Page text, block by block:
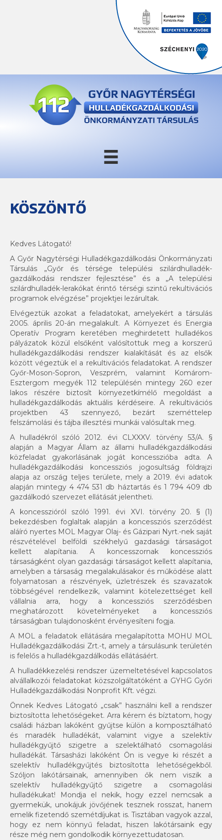
KÖSZÖNTŐ
Kedves Látogató!
A Győr Nagytérségi Hulladékgazdálkodási Önkormányzati
Társulás „Győr és térsége települési szilárdhulladék-
gazdálkodási rendszer fejlesztése” és a „A települési
szilárdhulladék-lerakókat érintő térségi szintű rekultivációs
programok elvégzése” projektjei lezárultak.
Elvégeztük azokat a feladatokat, amelyekért a társulás
2005. április 20-án megalakult. A Környezet és Energia
Operatív Program keretében meghirdetett hulladékos
pályázatok közül elsőként valósítottuk meg a korszerű
hulladékgazdálkodási rendszer kialakítását és az elsők
között végeztük el a rekultivációs feladatokat. A rendszer
Győr-Moson-Sopron, Veszprém, valamint Komárom-
Esztergom megyék 112 településén mintegy 260 ezer
lakos részére biztosít környezetkímélő megoldást a
hulladékgazdálkodás aktuális kérdéseire. A rekultivációs
projektben 43 szennyező, bezárt szeméttelep
felszámolási és tájba illesztési munkái valósultak meg.
A hulladékról szóló 2012. évi CLXXXV. törvény 53/A. §
alapján a Magyar Állam az állami hulladékgazdálkodási
közfeladat gyakorlásának jogát koncesszióba adta. A
hulladékgazdálkodási koncessziós jogosultság földrajzi
alapja az ország teljes területe, mely a 2019. évi adatok
alapján mintegy 4 474 531 db háztartás és 1 794 409 db
gazdálkodó szervezet ellátását jelentheti.
A koncesszióról szóló 1991. évi XVI. törvény 20. § (1)
bekezdésben foglaltak alapján a koncessziós szerződést
aláíró nyertes MOL Magyar Olaj- és Gázipari Nyrt.-nek saját
részvételével belföldi székhelyű gazdasági társaságot
kellett alapítania. A koncesszornak koncessziós
társaságként olyan gazdasági társaságot kellett alapítania,
amelyben a társaság megalakulásakor és működése alatt
folyamatosan a részvények, üzletrészek és szavazatok
többségével rendelkezik, valamint kötelezettséget kell
vállalnia arra, hogy a koncessziós szerződésben
meghatározott követelményeket a koncessziós
társaságban tulajdonosként érvényesíteni fogja.
A MOL a feladatok ellátására megalapította MOHU MOL
Hulladékgazdálkodási Zrt.-t, amely a társulásunk területén
is felelős a hulladékgazdálkodás ellátásáért.
A hulladékkezelési rendszer üzemeltetésével kapcsolatos
alvállalkozói feladatokat közszolgáltatóként a GYHG Győri
Hulladékgazdálkodási Nonprofit Kft. végzi.
Önnek Kedves Látogató „csak” használni kell a rendszer
biztosította lehetőségeket. Arra kérem és bíztatom, hogy
családi házban lakóként gyűjtse külön a komposztálható
és maradék hulladékát, valamint vigye a szelektív
hulladékgyűjtő szigetre a szelektálható csomagolási
hulladékát. Társasházi lakóként Ön is vegye ki részét a
szelektív hulladékgyűjtés biztosította lehetőségekből.
Szóljon lakótársainak, amennyiben ők nem viszik a
szelektív hulladékgyűjtő szigetre a csomagolási
hulladékukat! Mondja el nekik, hogy ezzel nemcsak a
gyermekük, unokájuk jövőjének tesznek rosszat, hanem
emelik fizetendő szemétdíjukat is. Tisztában vagyok azzal,
hogy ez nem könnyű feladat, hiszen lakótársaink egy
része még nem gondolkodik környezettudatosan.